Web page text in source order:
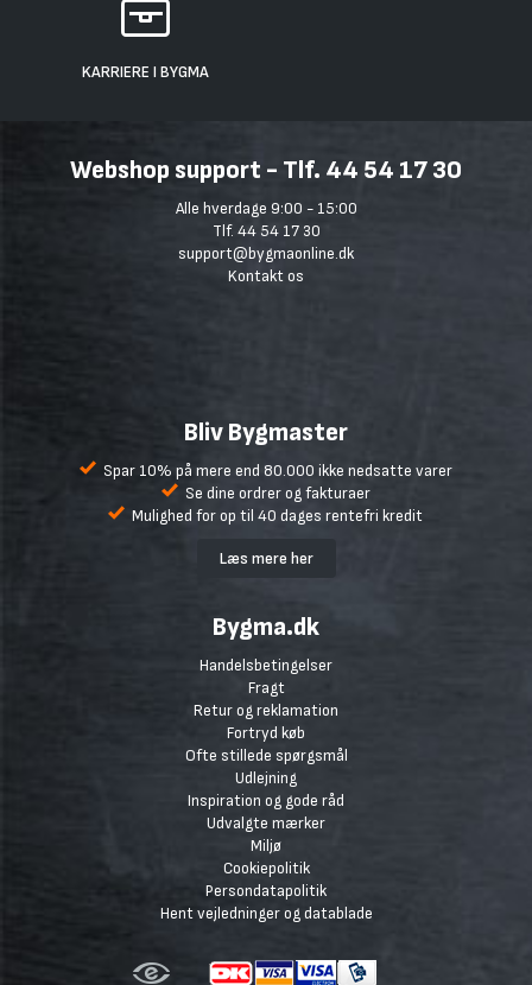
KARRIERE I BYGMA
Webshop support - Tlf. 44 54 17 30
Alle hverdage 9:00 - 15:00
Tlf. 44 54 17 30
support@bygmaonline.dk
Kontakt os
Bliv Bygmaster
Spar 10% på mere end 80.000 ikke nedsatte varer
Se dine ordrer og fakturaer
Mulighed for op til 40 dages rentefri kredit
Læs mere her
Bygma.dk
Handelsbetingelser
Fragt
Retur og reklamation
Fortryd køb
Ofte stillede spørgsmål
Udlejning
Inspiration og gode råd
Udvalgte mærker
Miljø
Cookiepolitik
Persondatapolitik
Hent vejledninger og datablade